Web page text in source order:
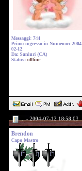
Messaggi: 744
Primo ingresso in Numenor:
02-12
Da: Sanluri (CA)
Status: offline
... - 2004-07-12 18:58:03
Brendon
Capo Mastro